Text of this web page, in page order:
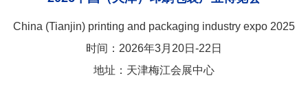
China (Tianjin) printing and packaging industry expo 2025
时间：2026年3月20日-22日
地址：天津梅江会展中心